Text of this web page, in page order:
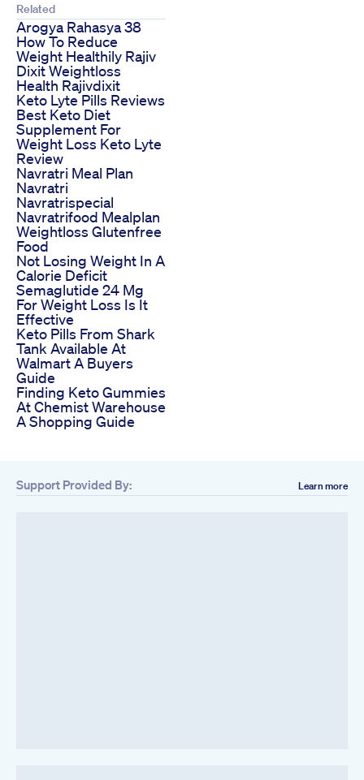
Related
Arogya Rahasya 38
How To Reduce
Weight Healthily Rajiv
Dixit Weightloss
Health Rajivdixit
Keto Lyte Pills Reviews
Best Keto Diet
Supplement For
Weight Loss Keto Lyte
Review
Navratri Meal Plan
Navratri
Navratrispecial
Navratrifood Mealplan
Weightloss Glutenfree
Food
Not Losing Weight In A
Calorie Deficit
Semaglutide 24 Mg
For Weight Loss Is It
Effective
Keto Pills From Shark
Tank Available At
Walmart A Buyers
Guide
Finding Keto Gummies
At Chemist Warehouse
A Shopping Guide
Support Provided By: Learn more